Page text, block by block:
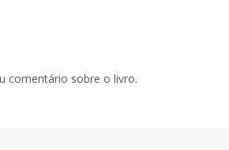
comentário sobre o livro.